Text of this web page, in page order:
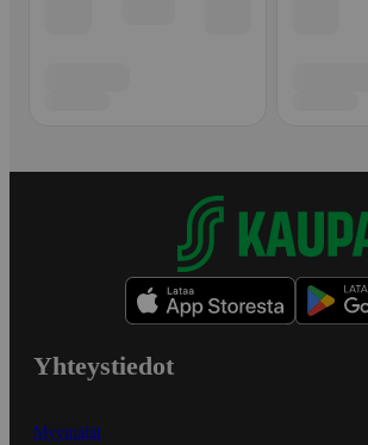
Yhteystiedot
Myymälät